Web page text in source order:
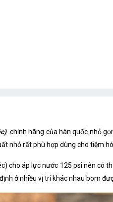
chính hãng của hàn quốc nhỏ
nhỏ rất phù hợp dùng cho tiệm
cho áp lực nước 125 psi nên
ở nhiều vị trí khác nhau bom